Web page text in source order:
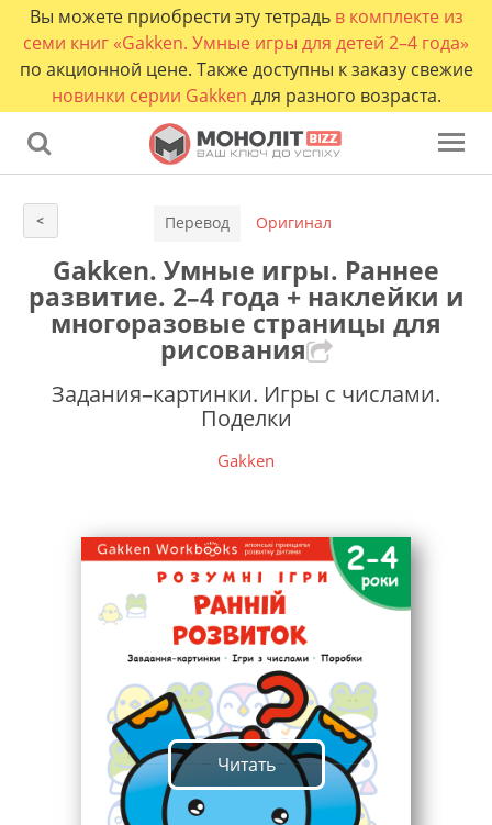
Вы можете приобрести эту тетрадь в комплекте из
семи книг «Gakken. Умные игры для детей 2–4 года»
по акционной цене. Также доступны к заказу свежие
новинки серии Gakken для разного возраста.
< Перевод Оригинал
Gakken. Умные игры. Раннее
развитие. 2–4 года + наклейки и
многоразовые страницы для
рисования
Задания–картинки. Игры с числами.
Поделки
Gakken
Читать